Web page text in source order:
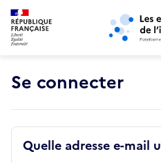
Aller au menu principal Aller au
Se connecter
Quelle adresse e-mail
Retour au début de la page
Panneau de gestion des cookies